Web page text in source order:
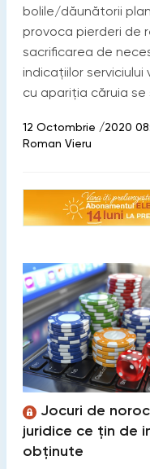
bolile/dăunătorii
provoca pierderi de
sacrificarea de
indicațiilor
cu apariția căruia
12 Octombrie /2020
Roman Vieru
Jocuri de
juridice ce țin de
obținute